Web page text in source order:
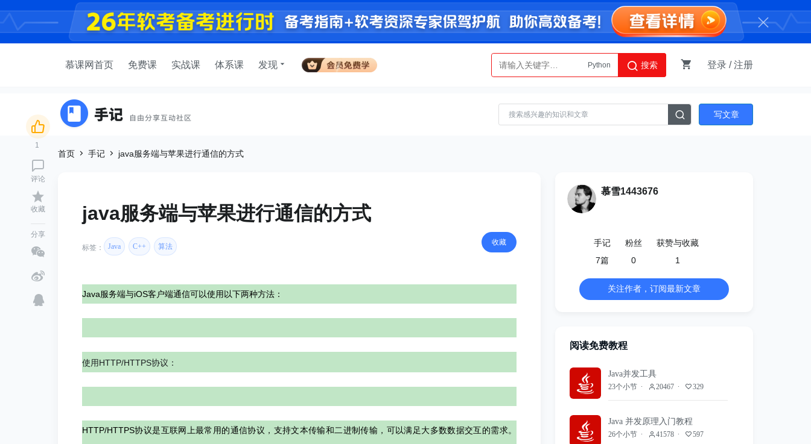
慕课网首页 免费课 实战课 体系课 发现
Python
AI智能体
搜索 登录 /注册
写文章
首页 手记 java服务端与苹果进行通信的方式
1
评论
收藏
分享
java服务端与苹果进行通信的方式
标签： Java C++ 算法
收藏
Java服务端与iOS客户端通信可以使用以下两种方法：
使用HTTP/HTTPS协议：
HTTP/HTTPS协议是互联网上最常用的通信协议，支持文本传输和二进制传输，可以满足大多数数据交互的需求。
慕雪1443676
手记
7篇
粉丝
0
获赞与收藏
1
关注作者，订阅最新文章
阅读免费教程
Java并发工具
23个小节 20467 329
Java 并发原理入门教程
26个小节 41578 597